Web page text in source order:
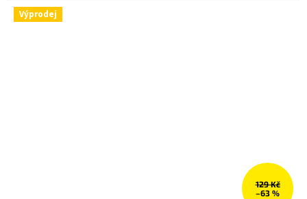
Výprodej
129 Kč
–63 %